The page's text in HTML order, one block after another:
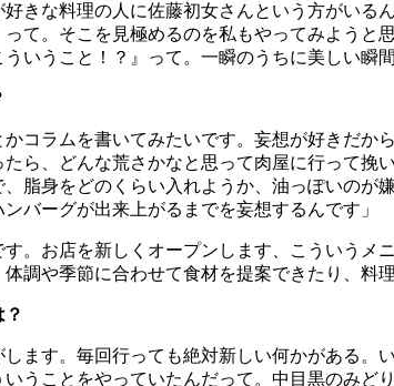
好きな料理の人に佐藤初女さんという方がい
て。そこを見極めるのを私もやってみよう
いうこと！？』って。一瞬のうちに美しい瞬
かコラムを書いてみたいです。妄想が好きだ
ら、どんな荒さかなと思って肉屋に行って
脂身をどのくらい入れようか、油っぽいの
バーグが出来上がるまでを妄想するんです」
す。お店を新しくオープンします、こういう
調や季節に合わせて食材を提案できたり、料
します。毎回行っても絶対新しい何かがある
うことをやっていたんだって。中目黒のみ